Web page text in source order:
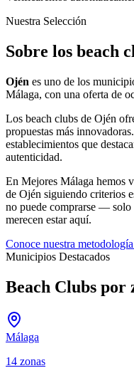
Nuestra Selección
Sobre los beach
Ojén es uno de los
Málaga, con una oferta de
Los beach clubs de Ojén
propuestas más
establecimientos que
autenticidad.
En Mejores Málaga hemos
de Ojén siguiendo criterios
no puede comprarse — solo
merecen estar aquí.
Conoce nuestra
Municipios Destacados
Beach Clubs por
Málaga
14 zonas